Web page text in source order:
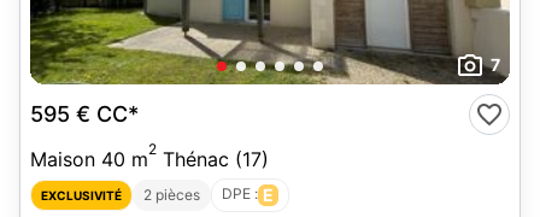
7
595 € CC*
Maison 40 m2 Thénac (17)
EXCLUSIVITÉ 2 pièces DPE : E